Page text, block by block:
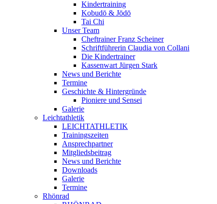
Kindertraining
Kobudō & Jōdō
Tai Chi
Unser Team
Cheftrainer Franz Scheiner
Schriftführerin Claudia von Collani
Die Kindertrainer
Kassenwart Jürgen Stark
News und Berichte
Termine
Geschichte & Hintergründe
Pioniere und Sensei
Galerie
Leichtathletik
LEICHTATHLETIK
Trainingszeiten
Ansprechpartner
Mitgliedsbeitrag
News und Berichte
Downloads
Galerie
Termine
Rhönrad